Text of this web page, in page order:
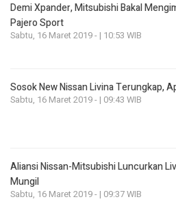
Demi Xpander, Mitsubishi Bakal
Pajero Sport
Sabtu, 16 Maret 2019 - | 10:53 WIB
Sosok New Nissan Livina Terungkap,
Sabtu, 16 Maret 2019 - | 09:43 WIB
Aliansi Nissan-Mitsubishi Luncurkan
Mungil
Sabtu, 16 Maret 2019 - | 09:37 WIB